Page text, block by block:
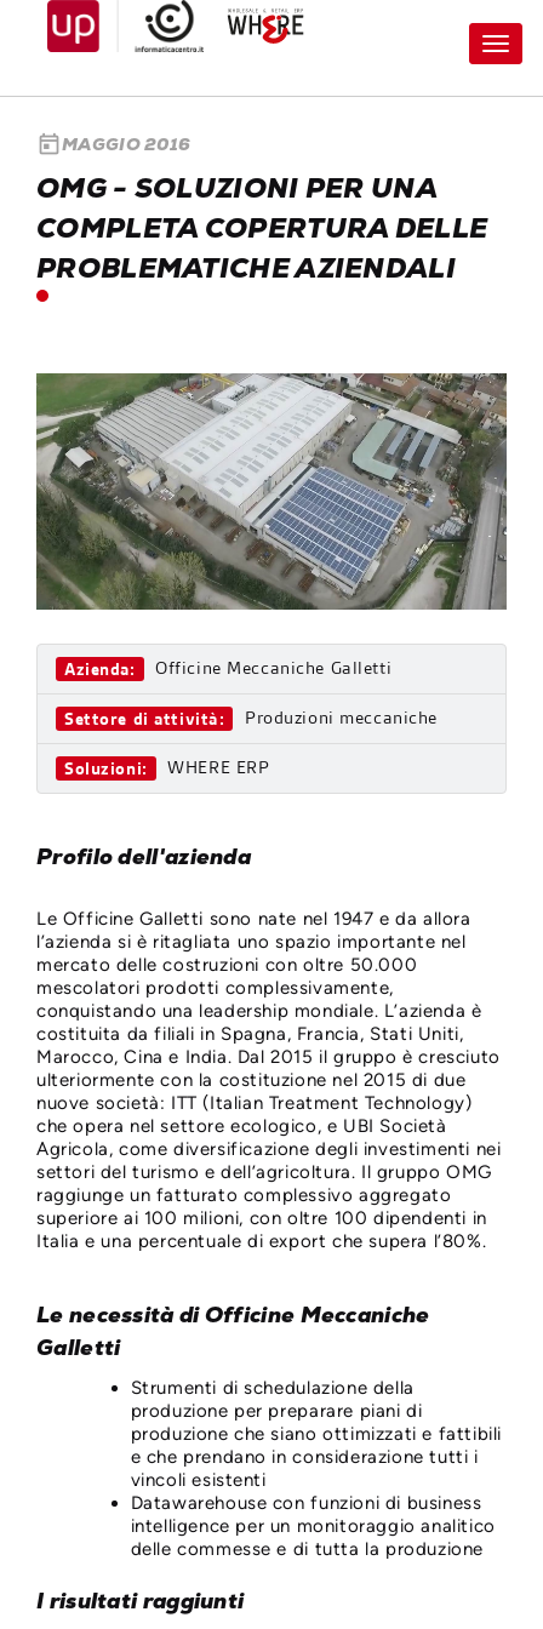
todayMAGGIO 2016
OMG - SOLUZIONI PER UNA
COMPLETA COPERTURA DELLE
PROBLEMATICHE AZIENDALI
Azienda: Officine Meccaniche Galletti
Settore di attività: Produzioni meccaniche
Soluzioni: WHERE ERP
Profilo dell'azienda
Le Officine Galletti sono nate nel 1947 e da allora
l’azienda si è ritagliata uno spazio importante nel
mercato delle costruzioni con oltre 50.000
mescolatori prodotti complessivamente,
conquistando una leadership mondiale. L’azienda è
costituita da filiali in Spagna, Francia, Stati Uniti,
Marocco, Cina e India. Dal 2015 il gruppo è cresciuto
ulteriormente con la costituzione nel 2015 di due
nuove società: ITT (Italian Treatment Technology)
che opera nel settore ecologico, e UBI Società
Agricola, come diversificazione degli investimenti nei
settori del turismo e dell’agricoltura. Il gruppo OMG
raggiunge un fatturato complessivo aggregato
superiore ai 100 milioni, con oltre 100 dipendenti in
Italia e una percentuale di export che supera l’80%.
Le necessità di Officine Meccaniche
Galletti
Strumenti di schedulazione della
produzione per preparare piani di
produzione che siano ottimizzati e fattibili
e che prendano in considerazione tutti i
vincoli esistenti
Datawarehouse con funzioni di business
intelligence per un monitoraggio analitico
delle commesse e di tutta la produzione
I risultati raggiunti